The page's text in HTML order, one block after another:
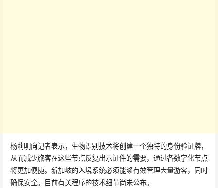
杨莉明向记者表示，生物识别技术将创建一个独特的身份验证牌，
从而减少旅客在这些节点反复出示证件的需要，通过各数字化节点
将更加便捷。新加坡的入境系统必须能够有效管理大量游客，同时
确保安全。目前有关程序的技术细节尚未公布。